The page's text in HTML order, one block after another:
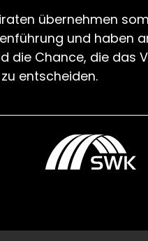
übernehmen
und haben
die Chance, die das
entscheiden.